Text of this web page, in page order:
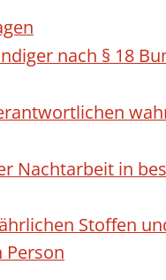
nach § 18
Nachtarbeit in
Stoffen
Person